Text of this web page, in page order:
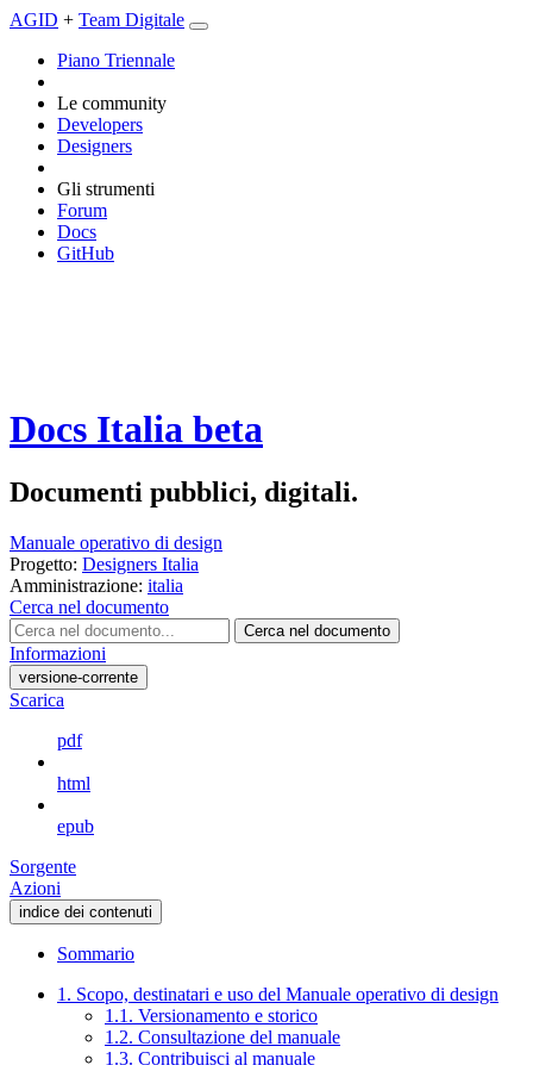
AGID + Team Digitale
Piano Triennale
Le community
Developers
Designers
Gli strumenti
Forum
Docs
GitHub
Docs Italia beta
Documenti pubblici, digitali.
Manuale operativo di design
Progetto: Designers Italia
Amministrazione: italia
Cerca nel documento
Cerca nel documento
Informazioni
versione-corrente
Scarica
pdf
html
epub
Sorgente
Azioni
indice dei contenuti
Sommario
1. Scopo, destinatari e uso del Manuale operativo di design
1.1. Versionamento e storico
1.2. Consultazione del manuale
1.3. Contribuisci al manuale